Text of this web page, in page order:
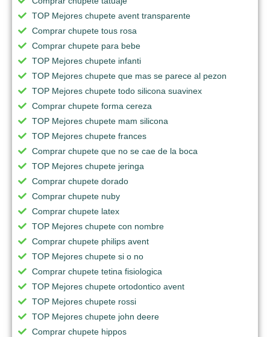
TOP Mejores chupete avent transparente
Comprar chupete tous rosa
Comprar chupete para bebe
TOP Mejores chupete infanti
TOP Mejores chupete que mas se parece al pezon
TOP Mejores chupete todo silicona suavinex
Comprar chupete forma cereza
TOP Mejores chupete mam silicona
TOP Mejores chupete frances
Comprar chupete que no se cae de la boca
TOP Mejores chupete jeringa
Comprar chupete dorado
Comprar chupete nuby
Comprar chupete latex
TOP Mejores chupete con nombre
Comprar chupete philips avent
TOP Mejores chupete si o no
Comprar chupete tetina fisiologica
TOP Mejores chupete ortodontico avent
TOP Mejores chupete rossi
TOP Mejores chupete john deere
Comprar chupete hippos